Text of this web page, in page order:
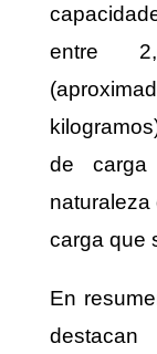
entre
de
naturaleza
carga que
En